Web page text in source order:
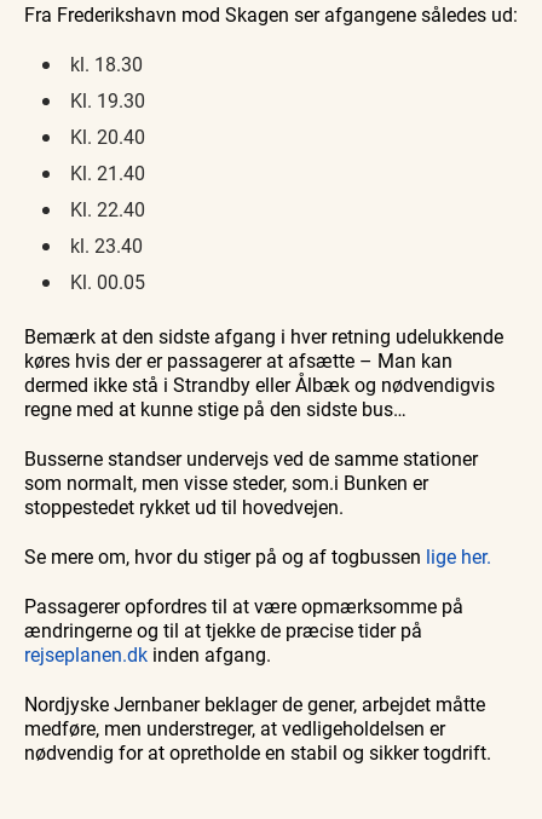
Fra Frederikshavn mod Skagen ser afgangene således ud:
kl. 18.30
Kl. 19.30
Kl. 20.40
Kl. 21.40
Kl. 22.40
kl. 23.40
Kl. 00.05
Bemærk at den sidste afgang i hver retning udelukkende
køres hvis der er passagerer at afsætte – Man kan
dermed ikke stå i Strandby eller Ålbæk og nødvendigvis
regne med at kunne stige på den sidste bus…
Busserne standser undervejs ved de samme stationer
som normalt, men visse steder, som.i Bunken er
stoppestedet rykket ud til hovedvejen.
Se mere om, hvor du stiger på og af togbussen lige her.
Passagerer opfordres til at være opmærksomme på
ændringerne og til at tjekke de præcise tider på
rejseplanen.dk inden afgang.
Nordjyske Jernbaner beklager de gener, arbejdet måtte
medføre, men understreger, at vedligeholdelsen er
nødvendig for at opretholde en stabil og sikker togdrift.